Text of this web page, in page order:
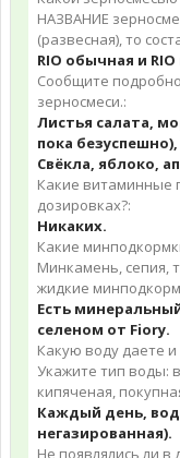
НАЗВАНИЕ
(развесная), то
RIO обычная и
Сообщите
зерносмеси.:
Листья салата,
пока
Свёкла, яблоко,
Какие витаминные
дозировках?:
Никаких.
Какие
Минкамень, сепия,
жидкие
Есть
селеном от Fiory.
Какую воду даете и
Укажите тип воды:
кипяченая,
Каждый день,
негазированная).
Не появлялись ли